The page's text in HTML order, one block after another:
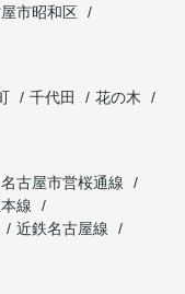
市昭和区
千代田
花の木
名古屋市営桜通線
線
近鉄名古屋線